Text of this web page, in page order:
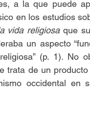
a la que puede
en los estudios
vida religiosa que
un aspecto
(p. 1). No
trata de un
occidental en